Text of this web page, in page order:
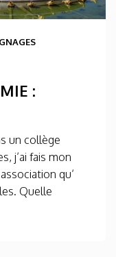
:
un collège
j’ai fais mon
qu’
Quelle